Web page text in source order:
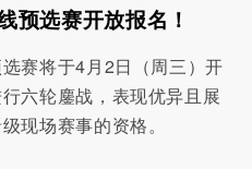
预选赛开放报名！
赛将于4月2日（周三）开
六轮鏖战，表现优异且展
现场赛事的资格。